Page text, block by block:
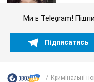
Ми в Telegram!
Підписатись
Кримінальні